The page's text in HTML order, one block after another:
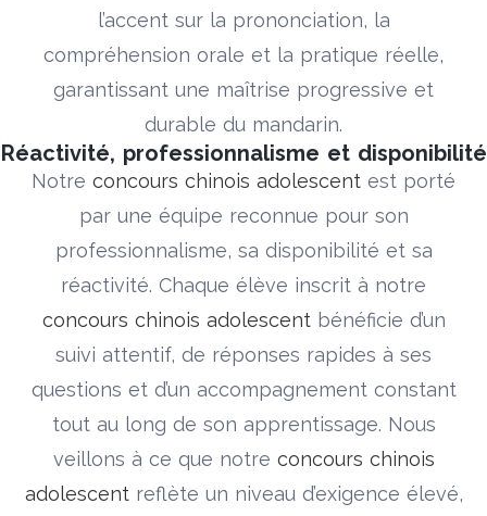
l’accent sur la prononciation, la
compréhension orale et la pratique réelle,
garantissant une maîtrise progressive et
durable du mandarin.
Réactivité, professionnalisme et disponibilité
Notre concours chinois adolescent est porté
par une équipe reconnue pour son
professionnalisme, sa disponibilité et sa
réactivité. Chaque élève inscrit à notre
concours chinois adolescentbénéficie d’un
suivi attentif, de réponses rapides à ses
questions et d’un accompagnement constant
tout au long de son apprentissage. Nous
veillons à ce que notre concours chinois
adolescentreflète un niveau d’exigence élevé,